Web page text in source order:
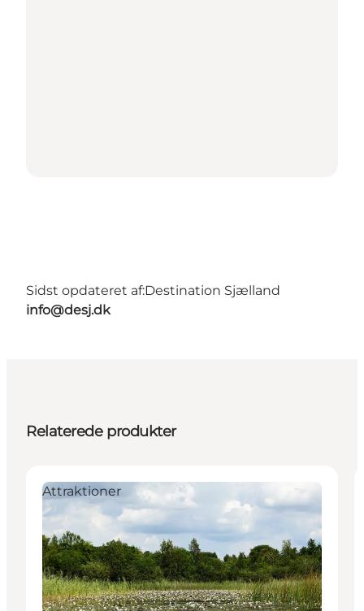
Sidst opdateret af:Destination Sjælland
info@desj.dk
Relaterede produkter
Attraktioner